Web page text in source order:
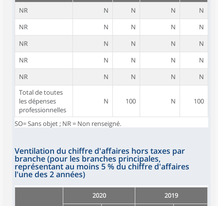
NR
N N N
N
NR
N N N
N
NR
N N N
N
NR
N N N
N
NR
N N N
N
Total de toutes
les dépenses
professionnelles
N 100 N 100
SO= Sans objet ; NR = Non renseigné.
Ventilation du chiffre d'affaires hors taxes par
branche (pour les branches principales,
représentant au moins 5 % du chiffre d'affaires
l'une des 2 années)
2020
2019